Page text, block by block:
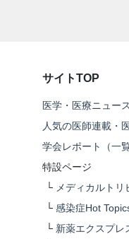
サイトTOP
医学・医療ニュー
人気の医師連載・
学会レポート（一覧
特設ページ
└ メディカルトリ
└ 感染症Hot
└ 新薬エクスプレ